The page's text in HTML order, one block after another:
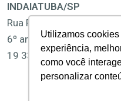
Utilizamos
experiência,
como você
personalizar
INDAIATUBA/SP
Rua Pedro Gonçalves,
6º andar, Sala 61 e 62,
19 3312-1877 | 19 3312-